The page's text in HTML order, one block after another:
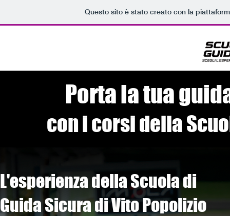
Questo sito è stato creato con la
Porta la tua
con i corsi della
L'esperienza della Scuola di
Guida Sicura di Vito Popolizio